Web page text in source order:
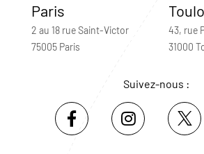
Paris
2 au 18 rue Saint-Victor
75005 Paris
43, rue
31000
Suivez-nous :